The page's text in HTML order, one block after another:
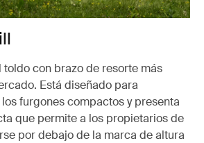
toldo con brazo de resorte más
Está diseñado para
furgones compactos y presenta
que permite a los propietarios de
por debajo de la marca de altura